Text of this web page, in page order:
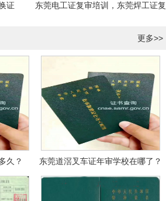
证
东莞电工证复审培训，东莞焊工证复
更多>>
久？ 东莞道滘叉车证年审学校在哪了？